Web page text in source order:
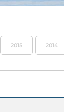
2015 2014